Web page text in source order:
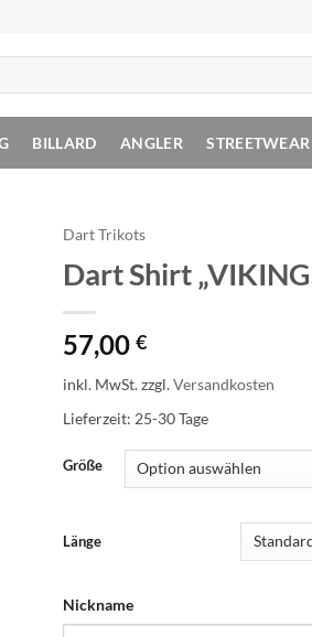
BILLARD ANGLER STREETWEAR
Dart Trikots
Dart Shirt
57,00 €
inkl. MwSt.zzgl.Versandkosten
Lieferzeit: 25-30 Tage
Größe
Länge
Nickname